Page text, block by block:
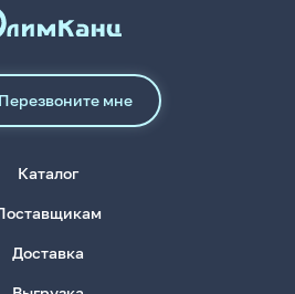
Перезвоните мне
Каталог
Доставка